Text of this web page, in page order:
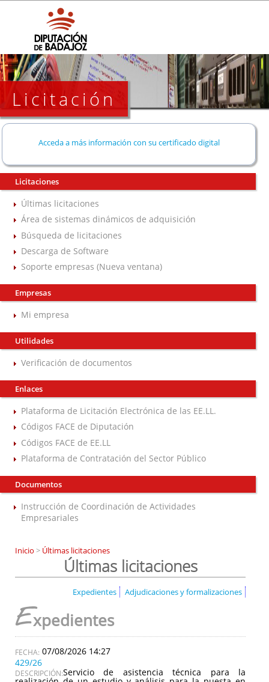
Licitación
Acceda a más información con su certificado digital
Licitaciones
Últimas licitaciones
Área de sistemas dinámicos de adquisición
Búsqueda de licitaciones
Descarga de Software
Soporte empresas (Nueva ventana)
Empresas
Mi empresa
Utilidades
Verificación de documentos
Enlaces
Plataforma de Licitación Electrónica de las EE.LL.
Códigos FACE de Diputación
Códigos FACE de EE.LL
Plataforma de Contratación del Sector Público
Documentos
Instrucción de Coordinación de Actividades
Empresariales
Inicio > Últimas licitaciones
Últimas licitaciones
Expedientes Adjudicaciones y formalizaciones
Expedientes
07/08/2026 14:27
429/26
DESCRIPCIÓN:Servicio de asistencia técnica para la